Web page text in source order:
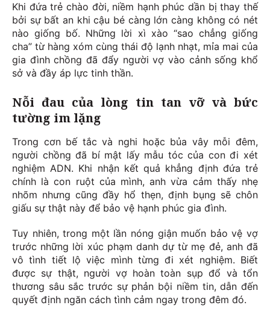
Khi đứa trẻ chào đời, niềm hạnh phúc dần bị thay thế
bởi sự bất an khi cậu bé càng lớn càng không có nét
nào giống bố. Những lời xì xào “sao chẳng giống
cha” từ hàng xóm cùng thái độ lạnh nhạt, mỉa mai của
gia đình chồng đã đẩy người vợ vào cảnh sống khổ
sở và đầy áp lực tinh thần.
Nỗi đau của lòng tin tan vỡ và bức
tường im lặng
Trong cơn bế tắc và nghi hoặc bủa vây mỗi đêm,
người chồng đã bí mật lấy mẫu tóc của con đi xét
nghiệm ADN. Khi nhận kết quả khẳng định đứa trẻ
chính là con ruột của mình, anh vừa cảm thấy nhẹ
nhõm nhưng cũng đầy hổ thẹn, định bụng sẽ chôn
giấu sự thật này để bảo vệ hạnh phúc gia đình.
Tuy nhiên, trong một lần nóng giận muốn bảo vệ vợ
trước những lời xúc phạm danh dự từ mẹ đẻ, anh đã
vô tình tiết lộ việc mình từng đi xét nghiệm. Biết
được sự thật, người vợ hoàn toàn sụp đổ và tổn
thương sâu sắc trước sự phản bội niềm tin, dẫn đến
quyết định ngăn cách tình cảm ngay trong đêm đó.